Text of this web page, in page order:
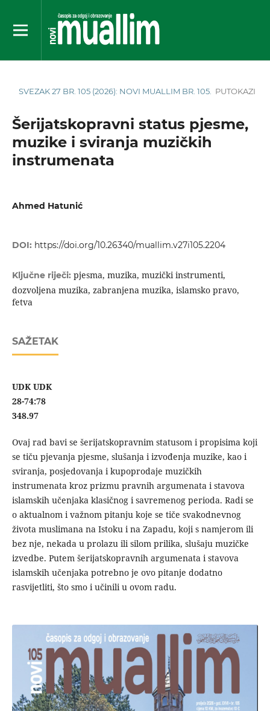
SVEZAK 27 BR. 105 (2026): NOVI MUALLIM BR. 105. PUTOKAZI
Šerijatskopravni status pjesme,
muzike i sviranja muzičkih
instrumenata
Ahmed Hatunić
DOI: https://doi.org/10.26340/muallim.v27i105.2204
Ključne riječi: pjesma, muzika, muzički instrumenti,
dozvoljena muzika, zabranjena muzika, islamsko pravo,
fetva
SAŽETAK
UDKUDK
28-74:78
348.97
Ovaj rad bavi se šerijatskopravnim statusom i propisima koji
se tiču pjevanja pjesme, slušanja i izvođenja muzike, kao i
sviranja, posjedovanja i kupoprodaje muzičkih
instrumenata kroz prizmu pravnih argumenata i stavova
islamskih učenjaka klasičnog i savremenog perioda. Radi se
o aktualnom i važnom pitanju koje se tiče svakodnevnog
života muslimana na Istoku i na Zapadu, koji s namjerom ili
bez nje, nekada u prolazu ili silom prilika, slušaju muzičke
izvedbe. Putem šerijatskopravnih argumenata i stavova
islamskih učenjaka potrebno je ovo pitanje dodatno
rasvijetliti, što smo i učinili u ovom radu.